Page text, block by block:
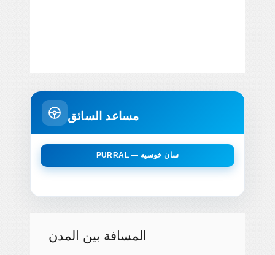
مساعد السائق
PURRAL — سان خوسيه
المسافة بين المدن